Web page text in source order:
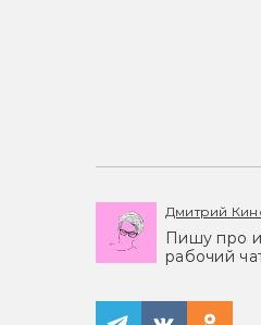
Дмитрий
Пишу про
рабочий